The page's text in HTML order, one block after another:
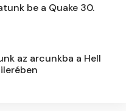
be a Quake 30.
az arcunkba a Hell